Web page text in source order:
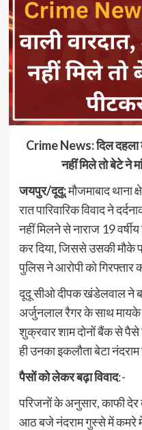
Crime News: दिल दहला
नहीं मिले तो बेटे ने
जयपुर/दूदू:मौजमाबाद थाना
रात पारिवारिक विवाद ने
नहीं मिलने से नाराज 19
कर दिया, जिससे उसकी मौके
पुलिस ने आरोपी को गिरफ्तार
दूदू सीओ दीपक खंडेलवाल ने
अर्जुनलाल रैगर के साथ मायके
शुक्रवार शाम दोनों बैंक से
ही उनका इकलौता बेटा
पैसों को लेकर बढ़ा विवाद:-
परिजनों के अनुसार, काफी
आठ बजे नंदराम गुस्से में कमरे